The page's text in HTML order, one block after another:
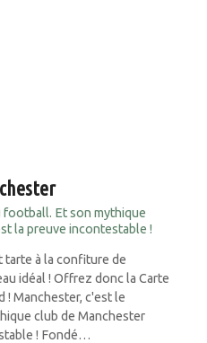
football. Et son mythique
la preuve incontestable !
tarte à la confiture de
idéal ! Offrez donc la Carte
! Manchester, c'est le
club de Manchester
! Fondé…